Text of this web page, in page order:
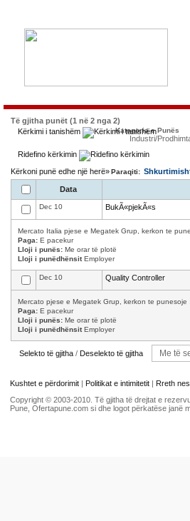
Të gjitha punët (1 në 2 nga 2)
Kërkimi i tanishëm
Kategoria e Punës
Industri/
Ridefino kërkimin
Kërkoni punë edhe një herë»Paraqiti:
Data
Dec 10 BukÃ«pjekÃ«s
Mercato Italia pjese e Megatek Grup, kerkon te
Paga: E pacekur
Lloji i punës: Me orar të plotë
Lloji i punëdhënsitEmployer
Dec 10 Quality Controller
Mercato pjese e Megatek Grup, kerkon te punesoje
Paga: E pacekur
Lloji i punës: Me orar të plotë
Lloji i punëdhënsitEmployer
Selekto të gjitha / Deselekto të gjitha
Kushtet e përdorimit | Politikat e intimitetit | Rreth
Copyright © 2003-2010. Të gjitha të drejtat e
Pune, Ofertapune.com si dhe logot përkatëse janë